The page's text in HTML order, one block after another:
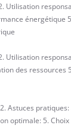
Utilisation
énergétique
Utilisation
des ressources
Astuces
optimale: 5.